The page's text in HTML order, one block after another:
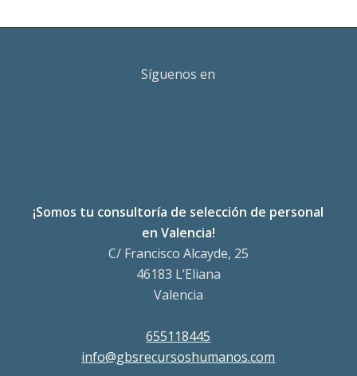
Síguenos en
¡Somos tu consultoría de selección de personal
en Valencia!
C/ Francisco Alcayde, 25
46183 L’Eliana
Valencia
655118445
info@gbsrecursoshumanos.com